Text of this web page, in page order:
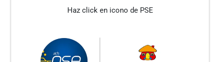
Haz click en icono de PSE